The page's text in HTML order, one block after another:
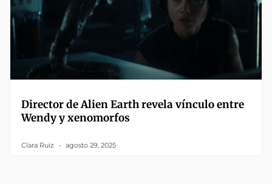
Director de Alien Earth revela vínculo entre
Wendy y xenomorfos
Clara Ruiz agosto 29, 2025